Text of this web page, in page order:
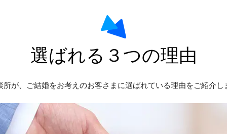
選ばれる３つの理由
所が、ご結婚をお考えのお客さまに選ばれている理由をご紹介し